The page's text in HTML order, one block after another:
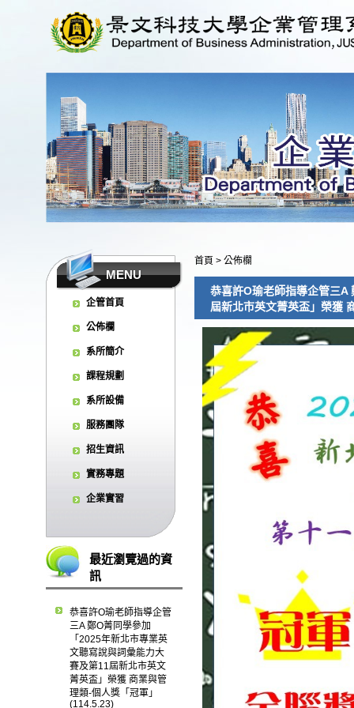
MENU
企管首頁
公佈欄
系所簡介
課程規劃
系所設備
服務團隊
招生資訊
實務專題
企業實習
最近瀏覽過的資
訊
恭喜許O瑜老師指導企管
三A 鄭O菁同學參加
「2025年新北市專業英
文聽寫說與詞彙能力大
賽及第11屆新北市英文
菁英盃」榮獲 商業與管
理類-個人獎「冠軍」
(114.5.23)
首頁 > 公佈欄
恭喜許O瑜老師指導企管三A
屆新北市英文菁英盃」榮獲